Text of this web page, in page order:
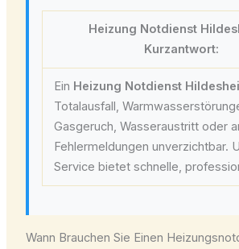
Heizung Notdienst
Kurzantwort:
Ein Heizung Notdienst
Totalausfall,
Gasgeruch, Wasseraustritt oder
Fehlermeldungen unverzichtbar.
Service bietet schnelle,
Wann Brauchen Sie Einen